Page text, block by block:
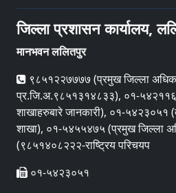
जिल्ला प्रशासन कार्यालय,
मानभवन ललितपुर
९८५१२२७७७७ (प्रमुख जिल्ला
प्र.जि.अ.९८५१३१४८३३), ०१-
शाखाहरुबारे जानकारी), ०१-५४२३०५१
शाखा), ०१-५४५५४७५ (प्रमुख जिल्ला
(९८५१४०८२२२-राष्ट्रिय परिचयप
०१-५४२३०५१